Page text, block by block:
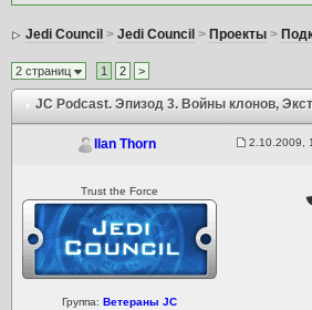
Jedi Council > Jedi Council > Проекты>
2 страниц 1 2 >
JC Podcast. Эпизод 3. Войны клонов,
Ilan Thorn 2.10.2009,
Trust the Force
Группа: Ветераны JC